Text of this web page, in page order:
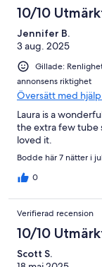
10/10
Jennifer B.
3 aug. 2025
Gillade:
annonsens riktighet
Översätt med
Laura is a
the extra few tube
loved it.
Bodde här 7 nätter i
0
Verifierad recension
10/10
Scott S.